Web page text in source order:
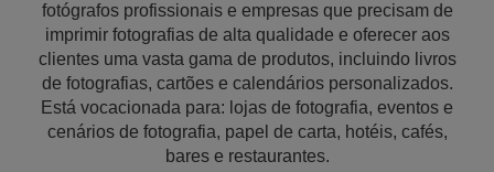
fotógrafos profissionais e empresas que precisam de
imprimir fotografias de alta qualidade e oferecer aos
clientes uma vasta gama de produtos, incluindo livros
de fotografias, cartões e calendários personalizados.
Está vocacionada para: lojas de fotografia, eventos e
cenários de fotografia, papel de carta, hotéis, cafés,
bares e restaurantes.